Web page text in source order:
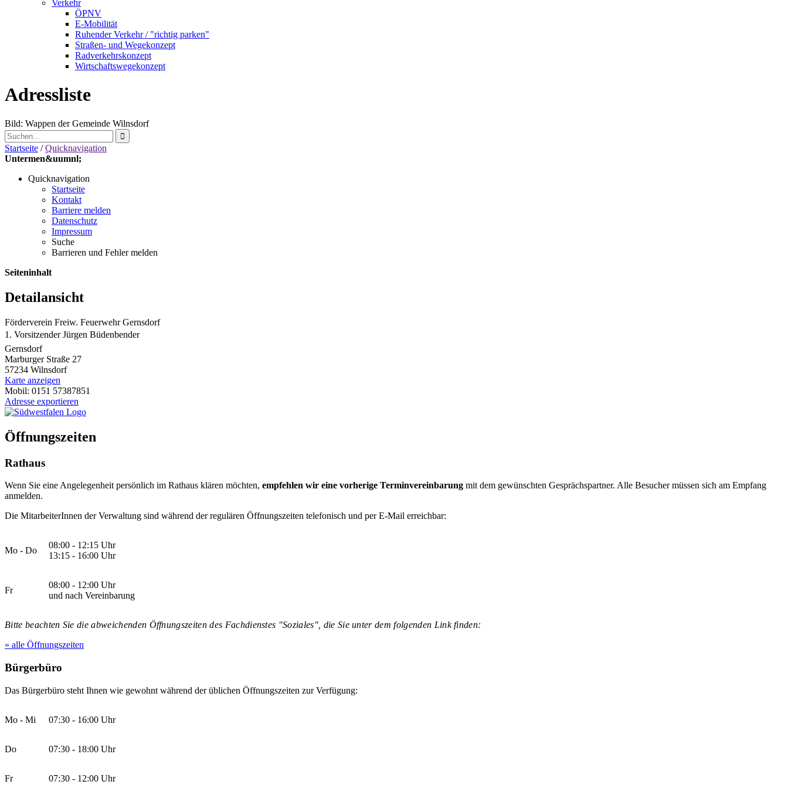
Verkehr
ÖPNV
E-Mobilität
Ruhender Verkehr / "richtig parken"
Straßen- und Wegekonzept
Radverkehrskonzept
Wirtschaftswegekonzept
Adressliste
Bild: Wappen der Gemeinde Wilnsdorf
Startseite /Quicknavigation
Untermen&uumnl;
Quicknavigation
Startseite
Kontakt
Barriere melden
Datenschutz
Impressum
Suche
Barrieren und Fehler melden
Seiteninhalt
Detailansicht
Förderverein Freiw. Feuerwehr Gernsdorf
1. Vorsitzender Jürgen Büdenbender
Gernsdorf
Marburger Straße 27
57234 Wilnsdorf
Karte anzeigen
Mobil: 0151 57387851
Adresse exportieren
Öffnungszeiten
Rathaus
Wenn Sie eine Angelegenheit persönlich im Rathaus klären möchten, empfehlen wir eine vorherige Terminvereinbarung mit dem gewünschten Gesprächspartner. Alle Besucher müssen sich am Empfang
anmelden.
Die MitarbeiterInnen der Verwaltung sind während der regulären Öffnungszeiten telefonisch und per E-Mail erreichbar:
Mo - Do
08:00 - 12:15 Uhr
13:15 - 16:00 Uhr
Fr
08:00 - 12:00 Uhr
und nach Vereinbarung
Bitte beachten Sie die abweichenden Öffnungszeiten des Fachdienstes "Soziales", die Sie unter dem folgenden Link finden:
» alle Öffnungszeiten
Bürgerbüro
Das Bürgerbüro steht Ihnen wie gewohnt während der üblichen Öffnungszeiten zur Verfügung:
Mo - Mi 07:30 - 16:00 Uhr
Do 07:30 - 18:00 Uhr
Fr 07:30 - 12:00 Uhr